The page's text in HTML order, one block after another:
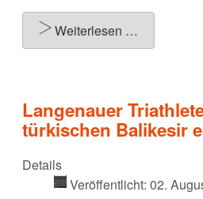
Weiterlesen …
Langenauer
türkischen Balikesir
Details
Veröffentlicht: 02.